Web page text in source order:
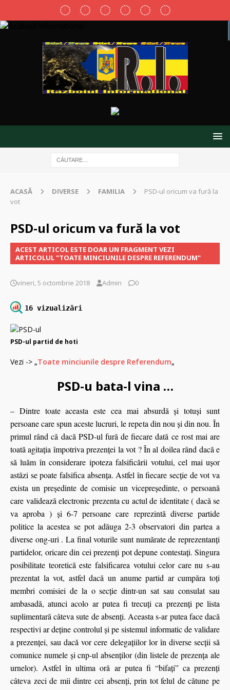
ACASĂ DIVERSE FAMILIA
PSD-ul oricum va fură la
vot
PSD-ul oricum va fură la vot
ACEST ARTICOL ESTE DOAR UN FRAGMENT VEZI
ARTICOLUL "TOATE MINCIUNILE DESPRE REFERENDUM"
vineri, 5 octombrie 2018 Admin 0
16 vizualizări
PSD-ul partid de hoti
Vezi -> „Toate minciunile despre Referendum„
PSD-u bata-l vina …
– Dintre toate aceasta este cea mai absurdă şi totuşi sunt
persoane care spun aceste lucruri, le repeta din nou şi din nou. În
primul rând că dacă PSD-ul fură de fiecare dată ce rost mai are
toată agitaţia împotriva prezenţei la vot ? În al doilea rând dacă e
să luăm în considerare ipoteza falsificării votului, cel mai uşor
astăzi se poate falsifica absența. Astfel în fiecare secţie de vot va
exista un preşedinte de comisie un vicepreşedinte, o persoană
care validează electronic prezenta cu actul de identitate ( dacă se
va aproba ) şi 6-7 persoane care reprezintă diverse partide
politice la acestea se pot adăuga 2-3 observatori din partea a
diverse ong-uri . La final voturile sunt numărate de reprezentanţi
partidelor, oricare din cei prezenţi pot depune contestaţi. Singura
posibilitate teoretică este falsificarea votului celor care nu s-au
prezentat la vot, astfel dacă un anume partid ar cumpăra toţi
membri comisiei de la o secţie dintr-un sat sau consulat sau
ambasadă, atunci acolo ar putea fi trecuţi ca prezenţi pe lista
suplimentară câteva sute de absenţi. Aceasta s-ar putea face dacă
respectivi ar deţine controlul şi pe sistemul informatic de validare
a prezenţei, sau dacă vor cere delegaţiilor lor în diverse secţii să
comunice numele şi cnp-ul absenţilor (din listele de prezenţa ale
urnelor). Astfel în ultima oră ar putea fi “bifaţi” ca prezenţi
câteva zeci de mii dintre cei absenţi, prin tot felul de cătune pe